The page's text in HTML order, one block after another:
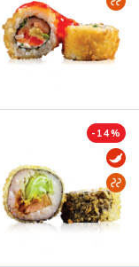
- 14%